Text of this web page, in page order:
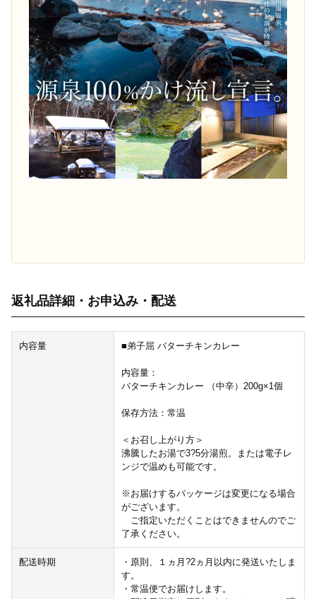
返礼品詳細・お申込み・配送
内容量 ■弟子屈 バターチキンカレー
内容量：
バターチキンカレー （中辛）200g×1個
保存方法：常温
＜お召し上がり方＞
沸騰したお湯で3?5分湯煎。または電子レ
ンジで温めも可能です。
※お届けするパッケージは変更になる場合
がございます。
ご指定いただくことはできませんのでご
了承ください。
配送時期
・原則、１ヵ月?2ヵ月以内に発送いたしま
す。
・常温便でお届けします。